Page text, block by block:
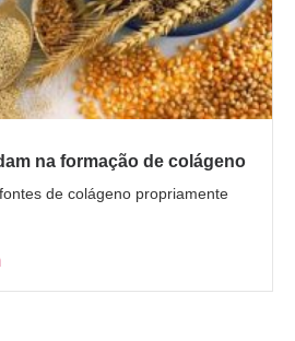
na formação de colágeno
de colágeno propriamente